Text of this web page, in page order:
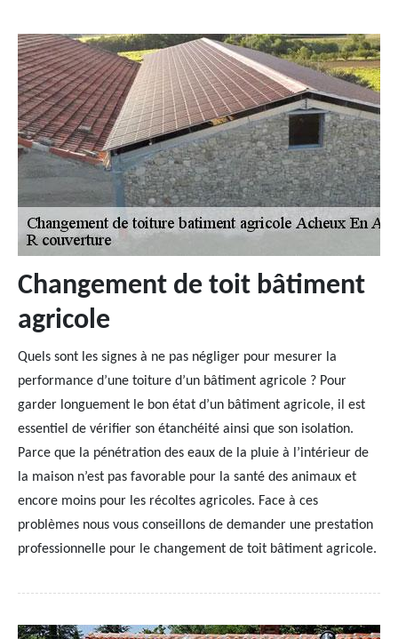
Changement de toit bâtiment
agricole
Quels sont les signes à ne pas négliger pour mesurer la
performance d’une toiture d’un bâtiment agricole ? Pour
garder longuement le bon état d’un bâtiment agricole, il est
essentiel de vérifier son étanchéité ainsi que son isolation.
Parce que la pénétration des eaux de la pluie à l’intérieur de
la maison n’est pas favorable pour la santé des animaux et
encore moins pour les récoltes agricoles. Face à ces
problèmes nous vous conseillons de demander une prestation
professionnelle pour le changement de toit bâtiment agricole.